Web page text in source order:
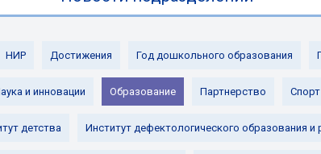
НИР Достижения Год дошкольного образования
и инновации Образование Партнерство Спорт
детства Институт дефектологического образования и